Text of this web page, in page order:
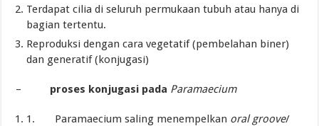
Terdapat cilia di seluruh permukaan tubuh atau hanya di
bagian tertentu.
Reproduksi dengan cara vegetatif (pembelahan biner)
dan generatif (konjugasi)
– proses konjugasi pada Paramaecium
1. Paramaecium saling menempelkan oral groove/